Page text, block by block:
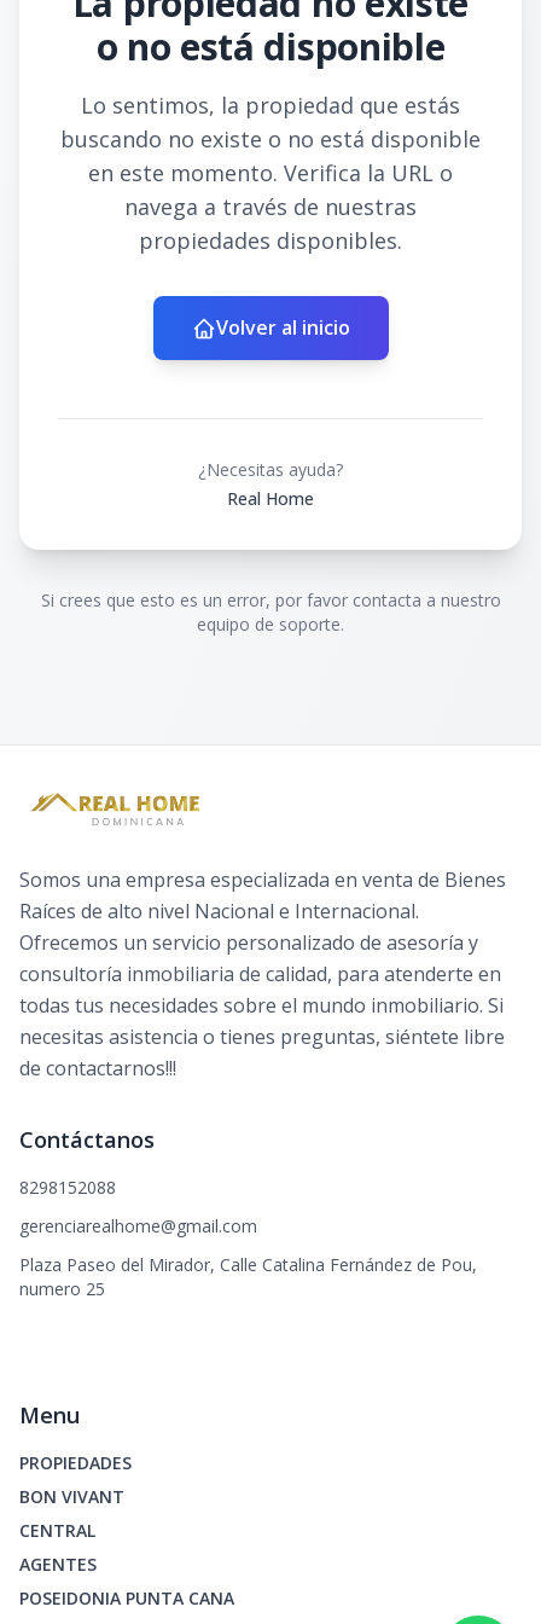
o no está disponible
Lo sentimos, la propiedad que estás
buscando no existe o no está disponible
en este momento. Verifica la URL o
navega a través de nuestras
propiedades disponibles.
Volver al inicio
¿Necesitas ayuda?
Real Home
Si crees que esto es un error, por favor contacta a nuestro
equipo de soporte.
Somos una empresa especializada en venta de Bienes
Raíces de alto nivel Nacional e Internacional.
Ofrecemos un servicio personalizado de asesoría y
consultoría inmobiliaria de calidad, para atenderte en
todas tus necesidades sobre el mundo inmobiliario. Si
necesitas asistencia o tienes preguntas, siéntete libre
de contactarnos!!!
Contáctanos
8298152088
gerenciarealhome@gmail.com
Plaza Paseo del Mirador, Calle Catalina Fernández de Pou,
numero 25
Menu
PROPIEDADES
BON VIVANT
CENTRAL
AGENTES
POSEIDONIA PUNTA CANA